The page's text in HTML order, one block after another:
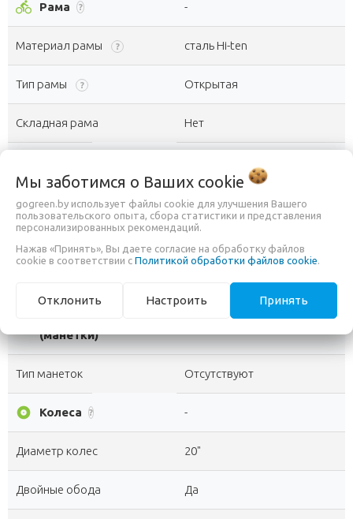
directions_bike Рама ? -
Материал рамы ? сталь Hi-ten
Тип рамы ? Открытая
Складная рама Нет
Тип трансмиссии 1-скоростная (синглспид)
(манетки)
Тип манеток Отсутствуют
album Колеса ? -
Диаметр колес 20"
Двойные обода Да
Мы заботимся о Ваших cookie
gogreen.by использует файлы cookie для улучшения Вашего
пользовательского опыта, сбора статистики и представления
персонализированных рекомендаций.
Нажав «Принять», Вы даете согласие на обработку файлов
cookie в соответствии с Политикой обработки файлов cookie.
Отклонить Настроить Принять